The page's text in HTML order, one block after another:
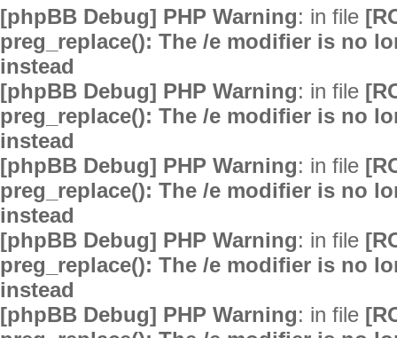
[phpBB Debug] PHP Warning: in file
preg_replace(): The /e modifier is no
instead
[phpBB Debug] PHP Warning: in file
preg_replace(): The /e modifier is no
instead
[phpBB Debug] PHP Warning: in file
preg_replace(): The /e modifier is no
instead
[phpBB Debug] PHP Warning: in file
preg_replace(): The /e modifier is no
instead
[phpBB Debug] PHP Warning: in file